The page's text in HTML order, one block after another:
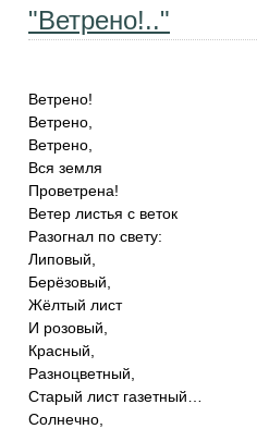
"Ветрено!.."
Ветрено!
Ветрено,
Ветрено,
Вся земля
Проветрена!
Ветер листья с веток
Разогнал по свету:
Липовый,
Берёзовый,
Жёлтый лист
И розовый,
Красный,
Разноцветный,
Старый лист газетный…
Солнечно,